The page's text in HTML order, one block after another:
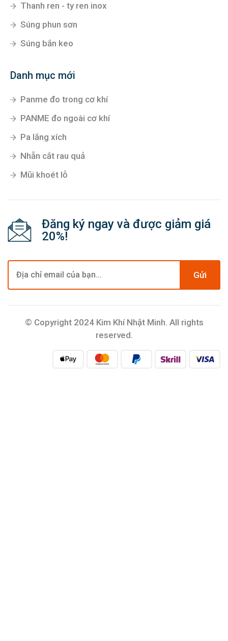
Thanh ren - ty ren inox
Súng phun sơn
Súng bắn keo
Danh mục mới
Panme đo trong cơ khí
PANME đo ngoài cơ khí
Pa lăng xích
Nhẵn cắt rau quả
Mũi khoét lỗ
Đăng ký ngay và được giảm giá
20%!
Gửi
© Copyright 2024 Kim Khí Nhật Minh. All rights
reserved.